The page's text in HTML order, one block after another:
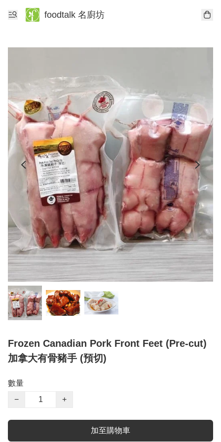
foodtalk 名廚坊
Frozen Canadian Pork Front Feet (Pre-cut)
加拿大有骨豬手 (預切)
數量
−
+
加至購物車